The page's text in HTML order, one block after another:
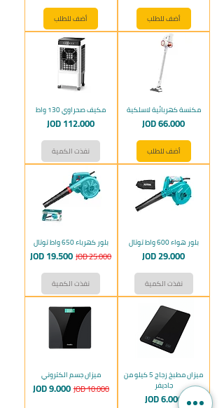
أضف للطلب أضف للطلب
مكنسة كهربائية لاسلكية
السعر
JOD 66.000
أضف للطلب
مكيف صحراوي 130 واط
السعر
JOD 112.000
نفذت الكمية
بلور هواء 600 واط توتال
السعر
JOD 29.000
نفذت الكمية
بلور كهرباء 650 واط توتال
سعر عادي
JOD 25.000 سعر البيع
JOD 19.500
نفذت الكمية
ميزان مطبخ زجاج 5 كيلو من
جاديفر
السعر
JOD 6.000
ميزان جسم الكتروني
سعر عادي
JOD 10.000سعر البيع
JOD 9.000